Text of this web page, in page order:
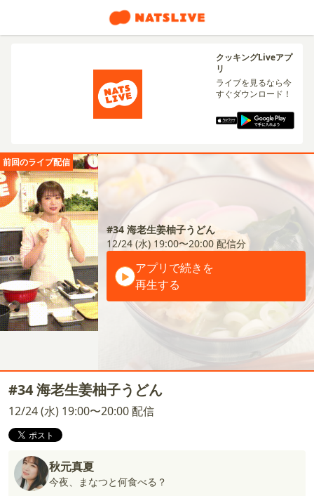
クッキングLiveアプ
リ
ライブを見るなら今
すぐダウンロード！
前回のライブ配信
#34 海老生姜柚子うどん
12/24 (水) 19:00〜20:00 配信分
アプリで続きを
再生する
#34 海老生姜柚子うどん
12/24 (水) 19:00〜20:00 配信
秋元真夏
今夜、まなつと何食べる？